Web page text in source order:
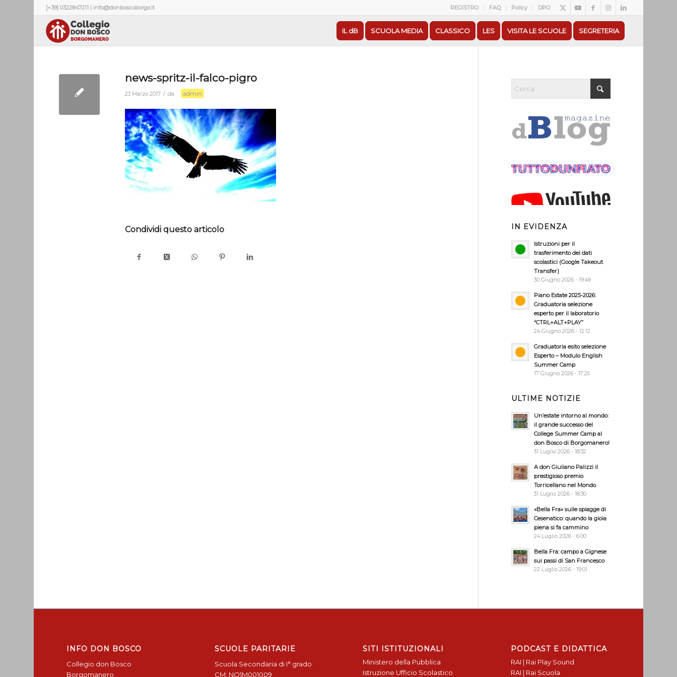
REGISTRO FAQ Policy DPO
[+39] 0322847211 | info@donboscoborgo.it
IL dB SCUOLA MEDIA CLASSICO LES VISITA LE SCUOLE SEGRETERIA
news-spritz-il-falco-pigro
23 Marzo 2017 / da admin
Condividi questo articolo IN EVIDENZA
Istruzioni per il
trasferimento dei dati
scolastici (Google Takeout
Transfer)
30 Giugno 2026 - 19:49
Piano Estate 2025-2026:
Graduatoria selezione
esperto per il laboratorio
“CTRL+ALT+PLAY”
24 Giugno 2026 - 12:12
Graduatoria esito selezione
Esperto – Modulo English
Summer Camp
17 Giugno 2026 - 17:25
ULTIME NOTIZIE
Un’estate intorno al mondo:
il grande successo del
College Summer Camp al
don Bosco di Borgomanero!
31 Luglio 2026 - 18:32
A don Giuliano Palizzi il
prestigioso premio
Torricellano nel Mondo
31 Luglio 2026 - 18:30
«Bella Fra» sulle spiagge di
Cesenatico: quando la gioia
piena si fa cammino
24 Luglio 2026 - 6:00
Bella Fra: campo a Gignese
sui passi di San Francesco
22 Luglio 2026 - 19:01
INFO DON BOSCO
Collegio don Bosco
Borgomanero
SCUOLE PARITARIE
Scuola Secondaria di I° grado
CM: NO1M001009
SITI ISTITUZIONALI
Ministero della Pubblica
Istruzione Ufficio Scolastico
PODCAST E DIDATTICA
RAI | Rai Play Sound
RAI | Rai Scuola